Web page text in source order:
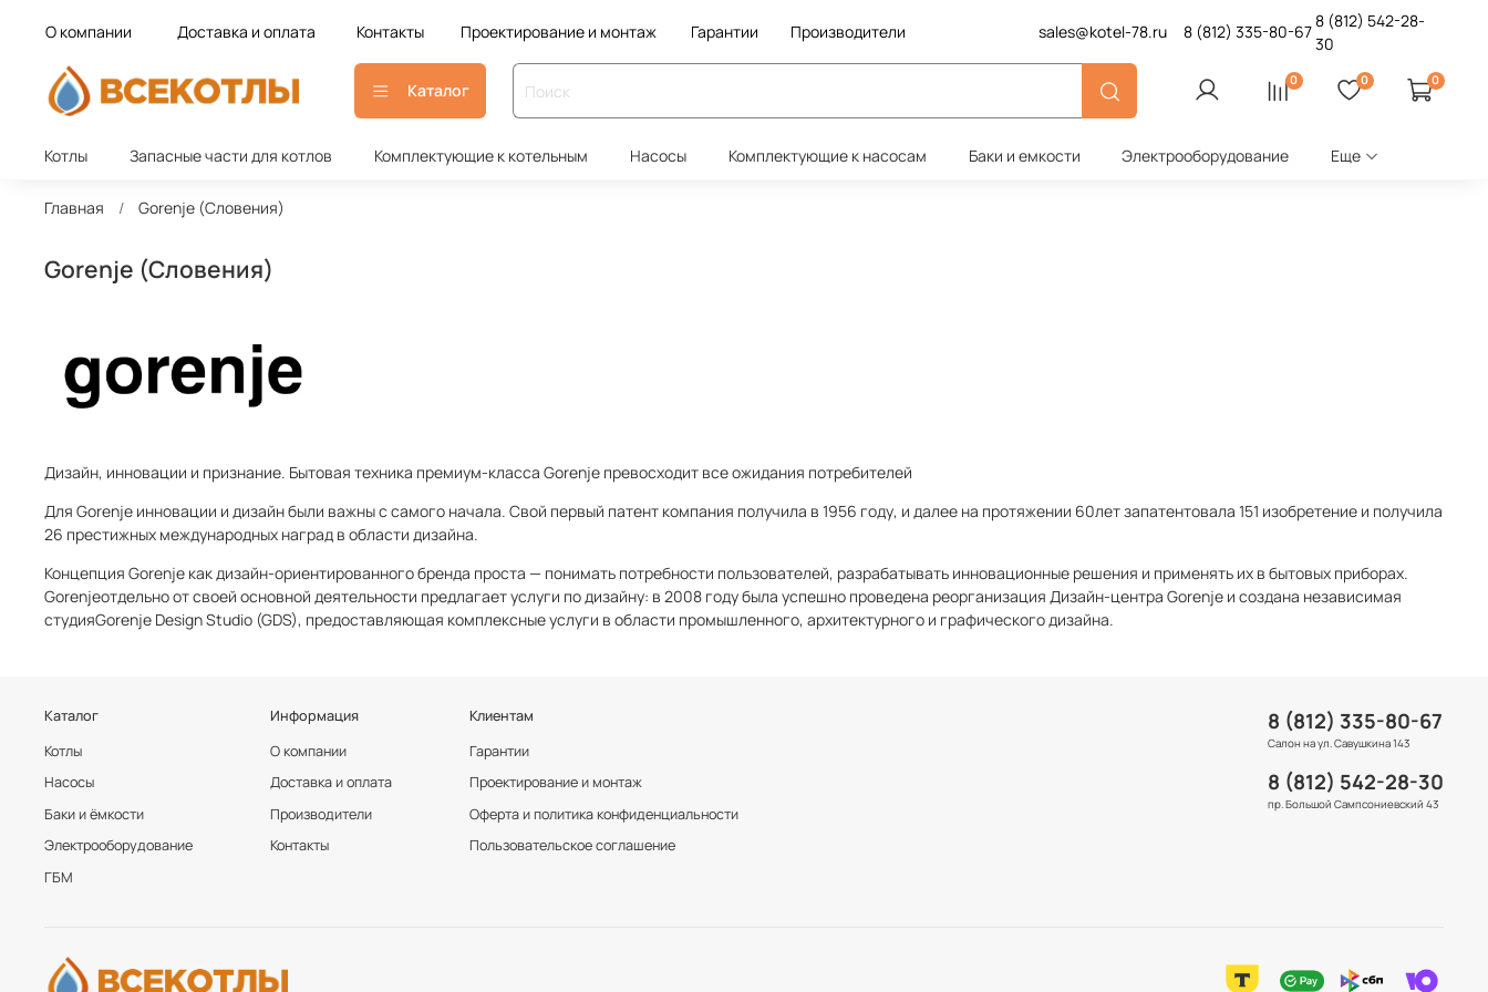
О компании Доставка и оплата Контакты Проектирование и монтаж Гарантии Производители sales@kotel-78.ru 8 (812) 335-80-67
8 (812) 542-28-
30
Каталог
0 0 0
Котлы Запасные части для котлов Комплектующие к котельным Насосы Комплектующие к насосам Баки и емкости Электрооборудование Еще
Главная Gorenje (Словения)
Gorenje (Словения)
Дизайн, инновации и признание. Бытовая техника премиум-класса Gorenje превосходит все ожидания потребителей
Для Gorenje инновации и дизайн были важны с самого начала. Свой первый патент компания получила в 1956 году, и далее на протяжении 60лет запатентовала 151 изобретение и получила
26 престижных международных наград в области дизайна.
Концепция Gorenje как дизайн-ориентированного бренда проста — понимать потребности пользователей, разрабатывать инновационные решения и применять их в бытовых приборах.
Gorenjeотдельно от своей основной деятельности предлагает услуги по дизайну: в 2008 году была успешно проведена реорганизация Дизайн-центра Gorenje и создана независимая
студияGorenje Design Studio (GDS), предоставляющая комплексные услуги в области промышленного, архитектурного и графического дизайна.
Каталог
Котлы
Насосы
Баки и ёмкости
Электрооборудование
ГБМ
Информация
О компании
Доставка и оплата
Производители
Контакты
Клиентам
Гарантии
Проектирование и монтаж
Оферта и политика конфиденциальности
Пользовательское соглашение
8 (812) 335-80-67
Салон на ул. Савушкина 143
8 (812) 542-28-30
пр. Большой Сампсониевский 43